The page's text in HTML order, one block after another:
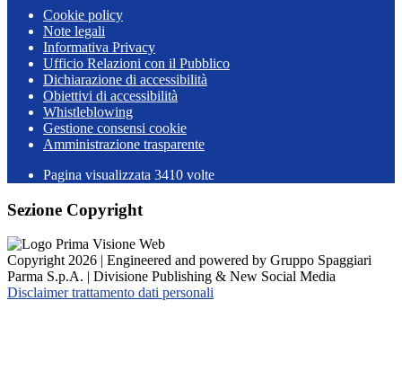
Cookie policy
Note legali
Informativa Privacy
Ufficio Relazioni con il Pubblico
Dichiarazione di accessibilità
Obiettivi di accessibilità
Whistleblowing
Gestione consensi cookie
Amministrazione trasparente
Pagina visualizzata 3410 volte
Sezione Copyright
Copyright 2026 | Engineered and powered by Gruppo Spaggiari
Parma S.p.A. | Divisione Publishing & New Social Media
Disclaimer trattamento dati personali